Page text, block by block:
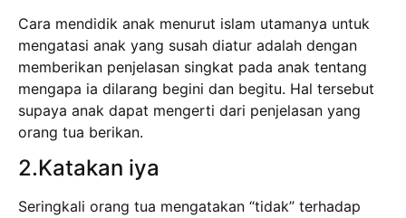
Cara mendidik anak menurut islam utamanya untuk
mengatasi anak yang susah diatur adalah dengan
memberikan penjelasan singkat pada anak tentang
mengapa ia dilarang begini dan begitu. Hal tersebut
supaya anak dapat mengerti dari penjelasan yang
orang tua berikan.
2.Katakan iya
Seringkali orang tua mengatakan “tidak” terhadap